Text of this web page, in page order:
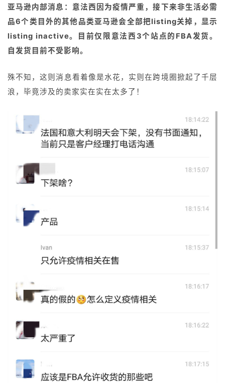
亚马逊内部消息：意法西因为疫情严重，接下来非生活必需
品6个类目外的其他品类亚马逊会全部把listing关掉，显示
listing inactive。目前仅限意法西3个站点的FBA发货。
自发货目前不受影响。
殊不知，这则消息看着像是水花，实则在跨境圈掀起了千层
浪，毕竟涉及的卖家实在实在太多了！